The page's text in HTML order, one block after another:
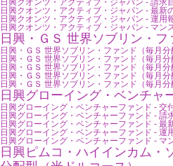
日興クオンツ・アクティブ・ジャパン - 請求
日興クオンツ・アクティブ・ジャパン - 最新
日興クオンツ・アクティブ・ジャパン - 運用
日興クオンツ・アクティブ・ジャパン - マン
日興・ＧＳ 世界ソブリン・フ
日興・ＧＳ 世界ソブリン・ファンド（毎月
日興・ＧＳ 世界ソブリン・ファンド（毎月
日興・ＧＳ 世界ソブリン・ファンド（毎月
日興・ＧＳ 世界ソブリン・ファンド（毎月
日興・ＧＳ 世界ソブリン・ファンド（毎月
日興グローイング・ベンチャ
日興グローイング・ベンチャーファンド - 交
日興グローイング・ベンチャーファンド - 請
日興グローイング・ベンチャーファンド - 最
日興グローイング・ベンチャーファンド - 運
日興グローイング・ベンチャーファンド - マ
日興ピムコ・ハイインカム・